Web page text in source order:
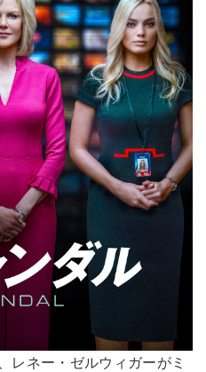
レネー・ゼルウィガーがミ